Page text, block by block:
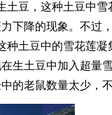
土豆，这种土豆中
下降的现象。不过
土豆中的雪花莲凝
生土豆中加入超量
的老鼠数量太少，